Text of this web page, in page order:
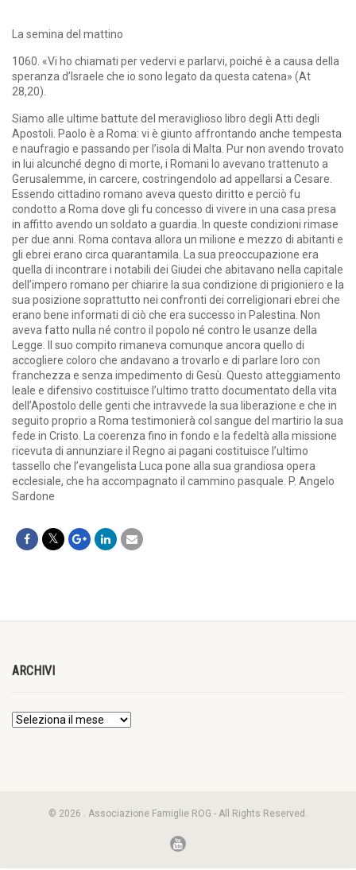
La semina del mattino
1060. «Vi ho chiamati per vedervi e parlarvi, poiché è a causa della
speranza d’Israele che io sono legato da questa catena» (At
28,20).
Siamo alle ultime battute del meraviglioso libro degli Atti degli
Apostoli. Paolo è a Roma: vi è giunto affrontando anche tempesta
e naufragio e passando per l’isola di Malta. Pur non avendo trovato
in lui alcunché degno di morte, i Romani lo avevano trattenuto a
Gerusalemme, in carcere, costringendolo ad appellarsi a Cesare.
Essendo cittadino romano aveva questo diritto e perciò fu
condotto a Roma dove gli fu concesso di vivere in una casa presa
in affitto avendo un soldato a guardia. In queste condizioni rimase
per due anni. Roma contava allora un milione e mezzo di abitanti e
gli ebrei erano circa quarantamila. La sua preoccupazione era
quella di incontrare i notabili dei Giudei che abitavano nella capitale
dell’impero romano per chiarire la sua condizione di prigioniero e la
sua posizione soprattutto nei confronti dei correligionari ebrei che
erano bene informati di ciò che era successo in Palestina. Non
aveva fatto nulla né contro il popolo né contro le usanze della
Legge. Il suo compito rimaneva comunque ancora quello di
accogliere coloro che andavano a trovarlo e di parlare loro con
franchezza e senza impedimento di Gesù. Questo atteggiamento
leale e difensivo costituisce l’ultimo tratto documentato della vita
dell’Apostolo delle genti che intravvede la sua liberazione e che in
seguito proprio a Roma testimonierà col sangue del martirio la sua
fede in Cristo. La coerenza fino in fondo e la fedeltà alla missione
ricevuta di annunziare il Regno ai pagani costituisce l’ultimo
tassello che l’evangelista Luca pone alla sua grandiosa opera
ecclesiale, che ha accompagnato il cammino pasquale. P. Angelo
Sardone
ARCHIVI
© 2026 . Associazione Famiglie ROG - All Rights Reserved.